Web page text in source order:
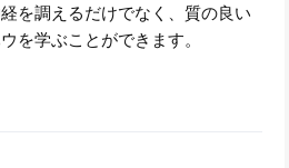
を調えるだけでなく、質の良い
を学ぶことができます。